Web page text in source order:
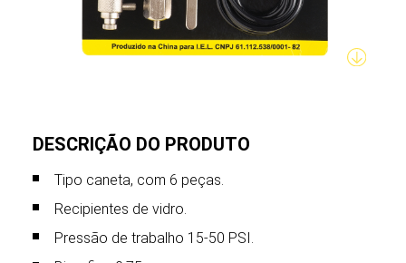
DESCRIÇÃO DO PRODUTO
Tipo caneta, com 6 peças.
Recipientes de vidro.
Pressão de trabalho 15-50 PSI.